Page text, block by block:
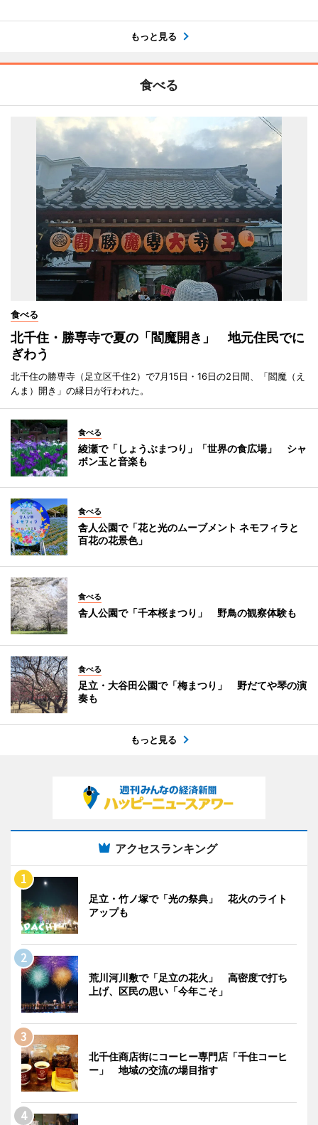
もっと見る
食べる
食べる
北千住・勝専寺で夏の「閻魔開き」 地元住民でに
ぎわう
北千住の勝専寺（足立区千住2）で7月15日・16日の2日間、「閻魔（え
んま）開き」の縁日が行われた。
食べる
綾瀬で「しょうぶまつり」「世界の食広場」 シャ
ボン玉と音楽も
食べる
舎人公園で「花と光のムーブメント ネモフィラと
百花の花景色」
食べる
舎人公園で「千本桜まつり」 野鳥の観察体験も
食べる
足立・大谷田公園で「梅まつり」 野だてや琴の演
奏も
もっと見る
アクセスランキング
足立・竹ノ塚で「光の祭典」 花火のライト
アップも
荒川河川敷で「足立の花火」 高密度で打ち
上げ、区民の思い「今年こそ」
北千住商店街にコーヒー専門店「千住コーヒ
ー」 地域の交流の場目指す